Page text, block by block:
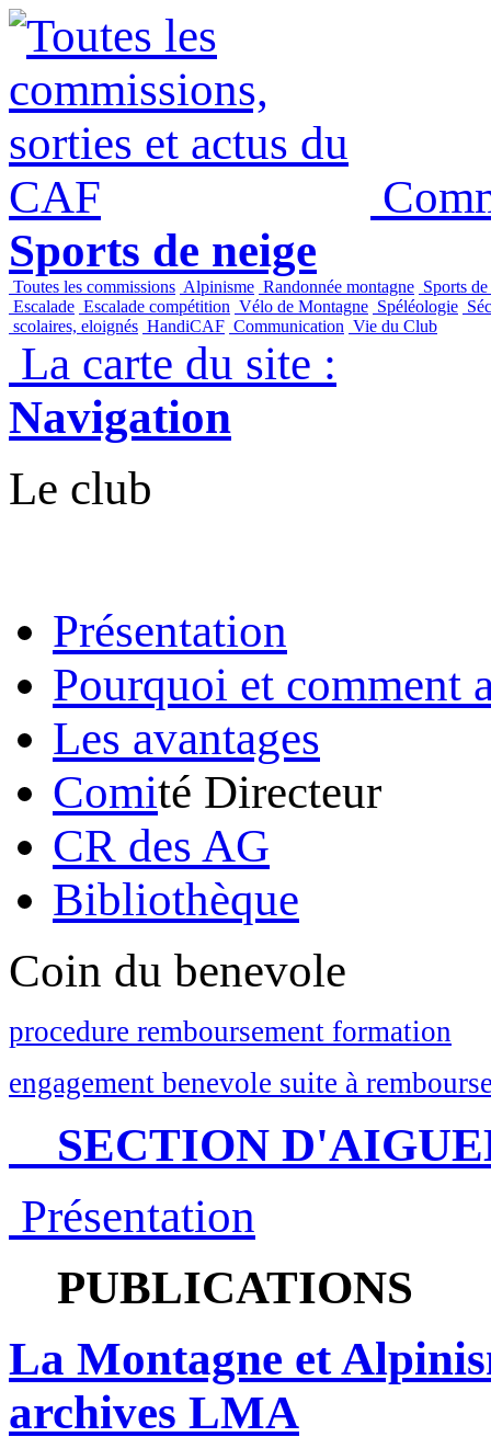
Sports de neige
Toutes les commissions Alpinisme Randonnée montagne Sports
Escalade Escalade compétition Vélo de Montagne Spéléologie
scolaires, eloignés HandiCAF Communication Vie du Club
La carte du site :
Navigation
Le club
Présentation
Pourquoi et comment
Les avantages
Comité Directeur
CR des AG
Bibliothèque
Coin du benevole
procedure remboursement formation
engagement benevole suite à
SECTION
Présentation
PUBLICATIONS
La Montagne et
archives LMA